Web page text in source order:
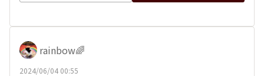
rainbow🌈
2024/06/04 00:55